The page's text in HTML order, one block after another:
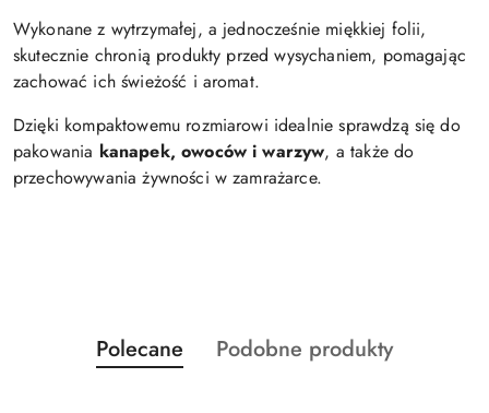
Wykonane z wytrzymałej, a jednocześnie miękkiej folii,
skutecznie chronią produkty przed wysychaniem, pomagając
zachować ich świeżość i aromat.
Dzięki kompaktowemu rozmiarowi idealnie sprawdzą się do
pakowania kanapek, owoców i warzyw, a także do
przechowywania żywności w zamrażarce.
Pomiń karuzelę produktów
Produkty
o
Polecane
Produkty
Podobne produkty